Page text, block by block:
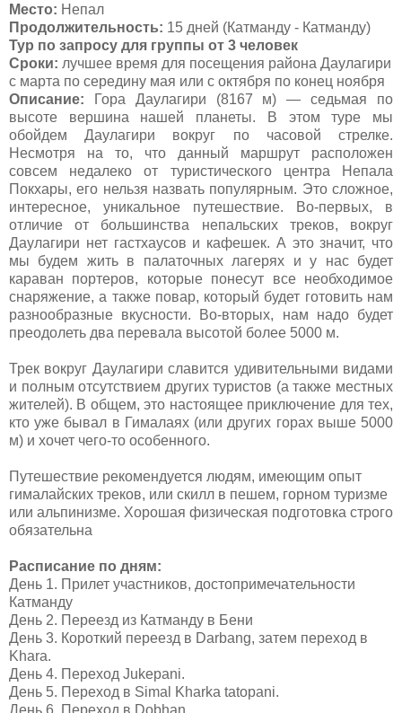
Место: Непал
Продолжительность: 15 дней (Катманду - Катманду)
Тур по запросу для группы от 3 человек
Сроки: лучшее время для посещения района Даулагири
с марта по середину мая или с октября по конец ноября
Описание:
Гора Даулагири (8167 м) — седьмая по
высоте вершина нашей планеты. В этом туре мы
обойдем Даулагири вокруг по часовой стрелке.
Несмотря на то, что данный маршрут расположен
совсем недалеко от туристического центра Непала
Покхары, его нельзя назвать популярным. Это сложное,
интересное, уникальное путешествие. Во-первых, в
отличие от большинства непальских треков, вокруг
Даулагири нет гастхаусов и кафешек. А это значит, что
мы будем жить в палаточных лагерях и у нас будет
караван портеров, которые понесут все необходимое
снаряжение, а также повар, который будет готовить нам
разнообразные вкусности. Во-вторых, нам надо будет
преодолеть два перевала высотой более 5000 м.
Трек вокруг Даулагири славится удивительными видами
и полным отсутствием других туристов (а также местных
жителей). В общем, это настоящее приключение для тех,
кто уже бывал в Гималаях (или других горах выше 5000
м) и хочет чего-то особенного.
Путешествие рекомендуется людям, имеющим опыт
гималайских треков, или скилл в пешем, горном туризме
или альпинизме. Хорошая физическая подготовка строго
обязательна
Расписание по дням:
День 1. Прилет участников, достопримечательности
Катманду
День 2. Переезд из Катманду в Бени
День 3. Короткий переезд в Darbang, затем переход в
Khara.
День 4. Переход Jukepani.
День 5. Переход в Simal Kharka tatopani.
День 6. Переход в Dobhan